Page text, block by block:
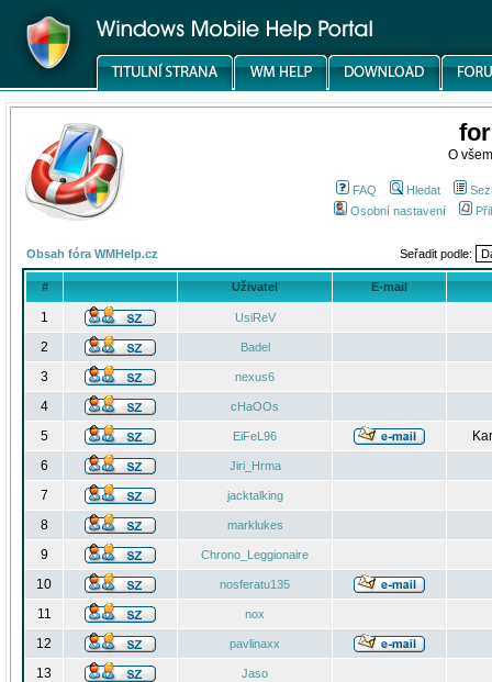
O
FAQ Hledat
Osobní nastavení
Obsah fóra WMHelp.cz Seřadit podle:
# Uživatel E-mail
1 UsiReV
2 Badel
3 nexus6
4 cHaOOs
5 EiFeL96
6
Jiri_Hrma
7 jacktalking
8 marklukes
9 Chrono_Leggionaire
10 nosferatu135
11 nox
12 pavlinaxx
13 Jaso